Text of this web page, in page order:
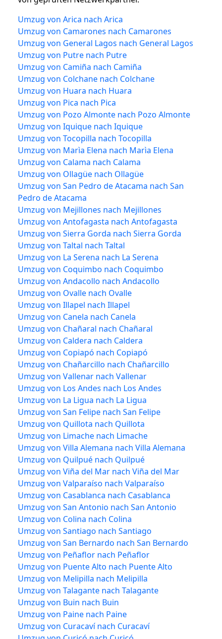
Umzug von Arica nach Arica
Umzug von Camarones nach Camarones
Umzug von General Lagos nach General Lagos
Umzug von Putre nach Putre
Umzug von Camiña nach Camiña
Umzug von Colchane nach Colchane
Umzug von Huara nach Huara
Umzug von Pica nach Pica
Umzug von Pozo Almonte nach Pozo Almonte
Umzug von Iquique nach Iquique
Umzug von Tocopilla nach Tocopilla
Umzug von Marìa Elena nach Marìa Elena
Umzug von Calama nach Calama
Umzug von Ollagüe nach Ollagüe
Umzug von San Pedro de Atacama nach San
Pedro de Atacama
Umzug von Mejillones nach Mejillones
Umzug von Antofagasta nach Antofagasta
Umzug von Sierra Gorda nach Sierra Gorda
Umzug von Taltal nach Taltal
Umzug von La Serena nach La Serena
Umzug von Coquimbo nach Coquimbo
Umzug von Andacollo nach Andacollo
Umzug von Ovalle nach Ovalle
Umzug von Illapel nach Illapel
Umzug von Canela nach Canela
Umzug von Chañaral nach Chañaral
Umzug von Caldera nach Caldera
Umzug von Copiapó nach Copiapó
Umzug von Chañarcillo nach Chañarcillo
Umzug von Vallenar nach Vallenar
Umzug von Los Andes nach Los Andes
Umzug von La Ligua nach La Ligua
Umzug von San Felipe nach San Felipe
Umzug von Quillota nach Quillota
Umzug von Limache nach Limache
Umzug von Villa Alemana nach Villa Alemana
Umzug von Quilpué nach Quilpué
Umzug von Viña del Mar nach Viña del Mar
Umzug von Valparaíso nach Valparaíso
Umzug von Casablanca nach Casablanca
Umzug von San Antonio nach San Antonio
Umzug von Colina nach Colina
Umzug von Santiago nach Santiago
Umzug von San Bernardo nach San Bernardo
Umzug von Peñaflor nach Peñaflor
Umzug von Puente Alto nach Puente Alto
Umzug von Melipilla nach Melipilla
Umzug von Talagante nach Talagante
Umzug von Buin nach Buin
Umzug von Paine nach Paine
Umzug von Curacaví nach Curacaví